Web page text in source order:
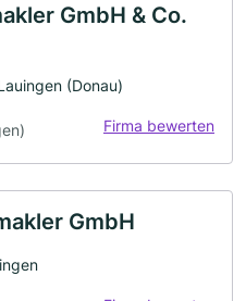
GmbH & Co.
(Donau)
Firma bewerten
GmbH